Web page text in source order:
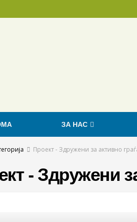
ЗА НАС
Проект - Здружени за активно
- Здружени